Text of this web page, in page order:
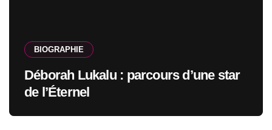
BIOGRAPHIE
Déborah Lukalu : parcours d’une star
de l’Éternel